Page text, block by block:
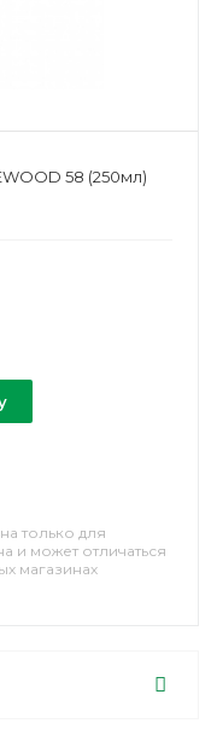
58 (250мл)
только для
и может отличаться
магазинах